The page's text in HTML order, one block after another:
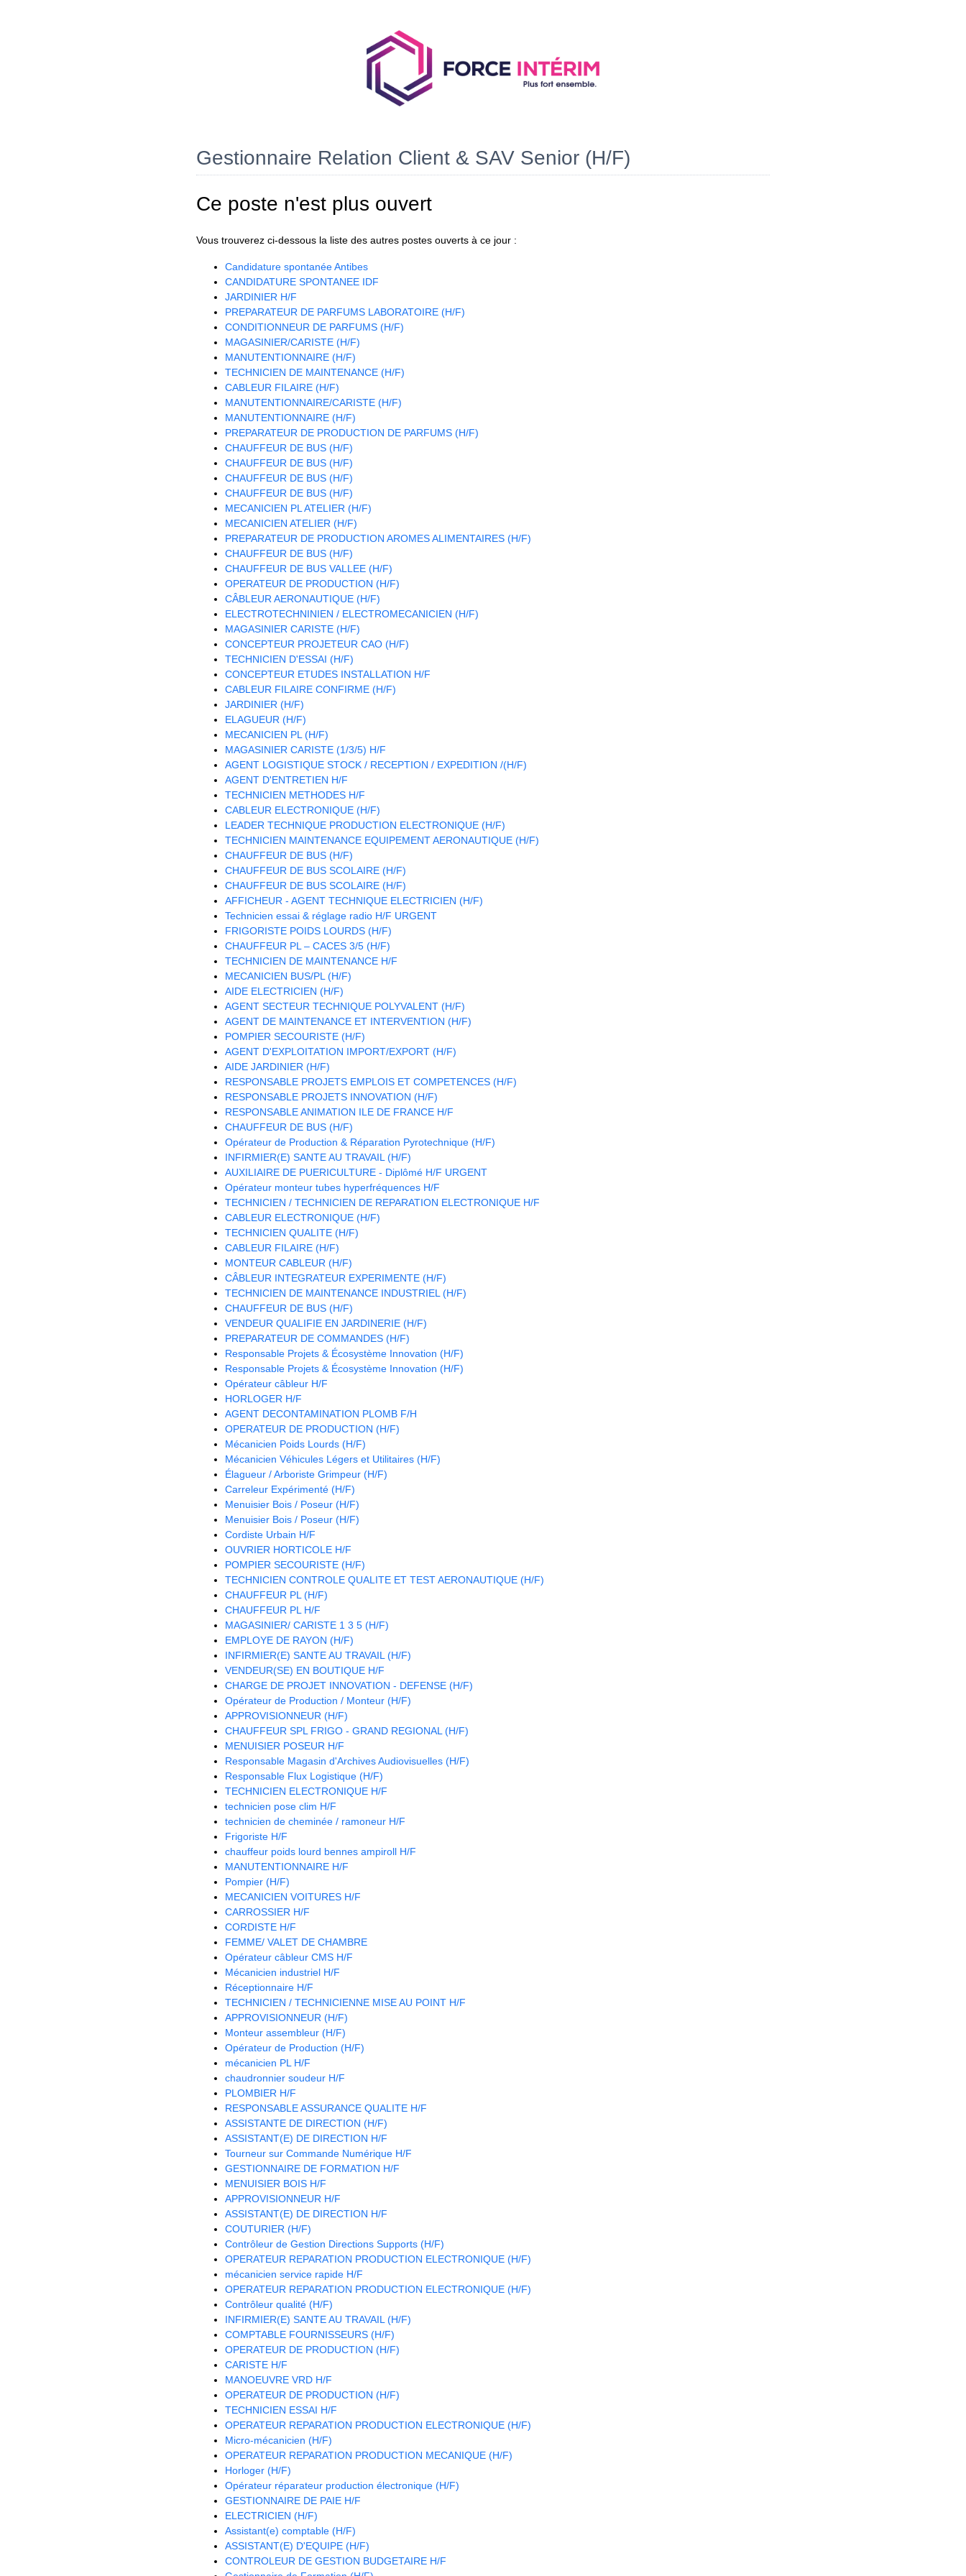
Gestionnaire Relation Client & SAV Senior (H/F)
Ce poste n'est plus ouvert
Vous trouverez ci-dessous la liste des autres postes ouverts à ce jour :
Candidature spontanée Antibes
CANDIDATURE SPONTANEE IDF
JARDINIER H/F
PREPARATEUR DE PARFUMS LABORATOIRE (H/F)
CONDITIONNEUR DE PARFUMS (H/F)
MAGASINIER/CARISTE (H/F)
MANUTENTIONNAIRE (H/F)
TECHNICIEN DE MAINTENANCE (H/F)
CABLEUR FILAIRE (H/F)
MANUTENTIONNAIRE/CARISTE (H/F)
MANUTENTIONNAIRE (H/F)
PREPARATEUR DE PRODUCTION DE PARFUMS (H/F)
CHAUFFEUR DE BUS (H/F)
CHAUFFEUR DE BUS (H/F)
CHAUFFEUR DE BUS (H/F)
CHAUFFEUR DE BUS (H/F)
MECANICIEN PL ATELIER (H/F)
MECANICIEN ATELIER (H/F)
PREPARATEUR DE PRODUCTION AROMES ALIMENTAIRES (H/F)
CHAUFFEUR DE BUS (H/F)
CHAUFFEUR DE BUS VALLEE (H/F)
OPERATEUR DE PRODUCTION (H/F)
CÂBLEUR AERONAUTIQUE (H/F)
ELECTROTECHNINIEN / ELECTROMECANICIEN (H/F)
MAGASINIER CARISTE (H/F)
CONCEPTEUR PROJETEUR CAO (H/F)
TECHNICIEN D'ESSAI (H/F)
CONCEPTEUR ETUDES INSTALLATION H/F
CABLEUR FILAIRE CONFIRME (H/F)
JARDINIER (H/F)
ELAGUEUR (H/F)
MECANICIEN PL (H/F)
MAGASINIER CARISTE (1/3/5) H/F
AGENT LOGISTIQUE STOCK / RECEPTION / EXPEDITION /(H/F)
AGENT D'ENTRETIEN H/F
TECHNICIEN METHODES H/F
CABLEUR ELECTRONIQUE (H/F)
LEADER TECHNIQUE PRODUCTION ELECTRONIQUE (H/F)
TECHNICIEN MAINTENANCE EQUIPEMENT AERONAUTIQUE (H/F)
CHAUFFEUR DE BUS (H/F)
CHAUFFEUR DE BUS SCOLAIRE (H/F)
CHAUFFEUR DE BUS SCOLAIRE (H/F)
AFFICHEUR - AGENT TECHNIQUE ELECTRICIEN (H/F)
Technicien essai & réglage radio H/F URGENT
FRIGORISTE POIDS LOURDS (H/F)
CHAUFFEUR PL – CACES 3/5 (H/F)
TECHNICIEN DE MAINTENANCE H/F
MECANICIEN BUS/PL (H/F)
AIDE ELECTRICIEN (H/F)
AGENT SECTEUR TECHNIQUE POLYVALENT (H/F)
AGENT DE MAINTENANCE ET INTERVENTION (H/F)
POMPIER SECOURISTE (H/F)
AGENT D'EXPLOITATION IMPORT/EXPORT (H/F)
AIDE JARDINIER (H/F)
RESPONSABLE PROJETS EMPLOIS ET COMPETENCES (H/F)
RESPONSABLE PROJETS INNOVATION (H/F)
RESPONSABLE ANIMATION ILE DE FRANCE H/F
CHAUFFEUR DE BUS (H/F)
Opérateur de Production & Réparation Pyrotechnique (H/F)
INFIRMIER(E) SANTE AU TRAVAIL (H/F)
AUXILIAIRE DE PUERICULTURE - Diplômé H/F URGENT
Opérateur monteur tubes hyperfréquences H/F
TECHNICIEN / TECHNICIEN DE REPARATION ELECTRONIQUE H/F
CABLEUR ELECTRONIQUE (H/F)
TECHNICIEN QUALITE (H/F)
CABLEUR FILAIRE (H/F)
MONTEUR CABLEUR (H/F)
CÂBLEUR INTEGRATEUR EXPERIMENTE (H/F)
TECHNICIEN DE MAINTENANCE INDUSTRIEL (H/F)
CHAUFFEUR DE BUS (H/F)
VENDEUR QUALIFIE EN JARDINERIE (H/F)
PREPARATEUR DE COMMANDES (H/F)
Responsable Projets & Écosystème Innovation (H/F)
Responsable Projets & Écosystème Innovation (H/F)
Opérateur câbleur H/F
HORLOGER H/F
AGENT DECONTAMINATION PLOMB F/H
OPERATEUR DE PRODUCTION (H/F)
Mécanicien Poids Lourds (H/F)
Mécanicien Véhicules Légers et Utilitaires (H/F)
Élagueur / Arboriste Grimpeur (H/F)
Carreleur Expérimenté (H/F)
Menuisier Bois / Poseur (H/F)
Menuisier Bois / Poseur (H/F)
Cordiste Urbain H/F
OUVRIER HORTICOLE H/F
POMPIER SECOURISTE (H/F)
TECHNICIEN CONTROLE QUALITE ET TEST AERONAUTIQUE (H/F)
CHAUFFEUR PL (H/F)
CHAUFFEUR PL H/F
MAGASINIER/ CARISTE 1 3 5 (H/F)
EMPLOYE DE RAYON (H/F)
INFIRMIER(E) SANTE AU TRAVAIL (H/F)
VENDEUR(SE) EN BOUTIQUE H/F
CHARGE DE PROJET INNOVATION - DEFENSE (H/F)
Opérateur de Production / Monteur (H/F)
APPROVISIONNEUR (H/F)
CHAUFFEUR SPL FRIGO - GRAND REGIONAL (H/F)
MENUISIER POSEUR H/F
Responsable Magasin d'Archives Audiovisuelles (H/F)
Responsable Flux Logistique (H/F)
TECHNICIEN ELECTRONIQUE H/F
technicien pose clim H/F
technicien de cheminée / ramoneur H/F
Frigoriste H/F
chauffeur poids lourd bennes ampiroll H/F
MANUTENTIONNAIRE H/F
Pompier (H/F)
MECANICIEN VOITURES H/F
CARROSSIER H/F
CORDISTE H/F
FEMME/ VALET DE CHAMBRE
Opérateur câbleur CMS H/F
Mécanicien industriel H/F
Réceptionnaire H/F
TECHNICIEN / TECHNICIENNE MISE AU POINT H/F
APPROVISIONNEUR (H/F)
Monteur assembleur (H/F)
Opérateur de Production (H/F)
mécanicien PL H/F
chaudronnier soudeur H/F
PLOMBIER H/F
RESPONSABLE ASSURANCE QUALITE H/F
ASSISTANTE DE DIRECTION (H/F)
ASSISTANT(E) DE DIRECTION H/F
Tourneur sur Commande Numérique H/F
GESTIONNAIRE DE FORMATION H/F
MENUISIER BOIS H/F
APPROVISIONNEUR H/F
ASSISTANT(E) DE DIRECTION H/F
COUTURIER (H/F)
Contrôleur de Gestion Directions Supports (H/F)
OPERATEUR REPARATION PRODUCTION ELECTRONIQUE (H/F)
mécanicien service rapide H/F
OPERATEUR REPARATION PRODUCTION ELECTRONIQUE (H/F)
Contrôleur qualité (H/F)
INFIRMIER(E) SANTE AU TRAVAIL (H/F)
COMPTABLE FOURNISSEURS (H/F)
OPERATEUR DE PRODUCTION (H/F)
CARISTE H/F
MANOEUVRE VRD H/F
OPERATEUR DE PRODUCTION (H/F)
TECHNICIEN ESSAI H/F
OPERATEUR REPARATION PRODUCTION ELECTRONIQUE (H/F)
Micro-mécanicien (H/F)
OPERATEUR REPARATION PRODUCTION MECANIQUE (H/F)
Horloger (H/F)
Opérateur réparateur production électronique (H/F)
GESTIONNAIRE DE PAIE H/F
ELECTRICIEN (H/F)
Assistant(e) comptable (H/F)
ASSISTANT(E) D'EQUIPE (H/F)
CONTROLEUR DE GESTION BUDGETAIRE H/F